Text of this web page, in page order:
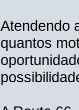
Atendendo
quantos